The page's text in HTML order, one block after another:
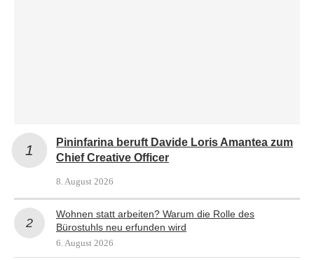
Pininfarina beruft Davide Loris Amantea zum
Chief Creative Officer
8. August 2026
Wohnen statt arbeiten? Warum die Rolle des
Bürostuhls neu erfunden wird
6. August 2026